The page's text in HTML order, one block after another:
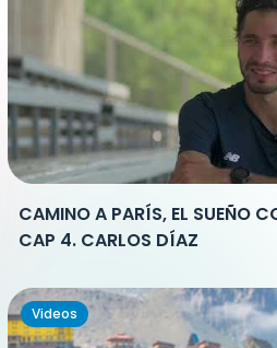
CAMINO A PARÍS, EL SUEÑO
CAP 4. CARLOS DÍAZ
Videos